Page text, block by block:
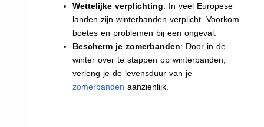
Wettelijke verplichting: In veel Europese
landen zijn winterbanden verplicht. Voorkom
boetes en problemen bij een ongeval.
Bescherm je zomerbanden: Door in de
winter over te stappen op winterbanden,
verleng je de levensduur van je
zomerbanden aanzienlijk.